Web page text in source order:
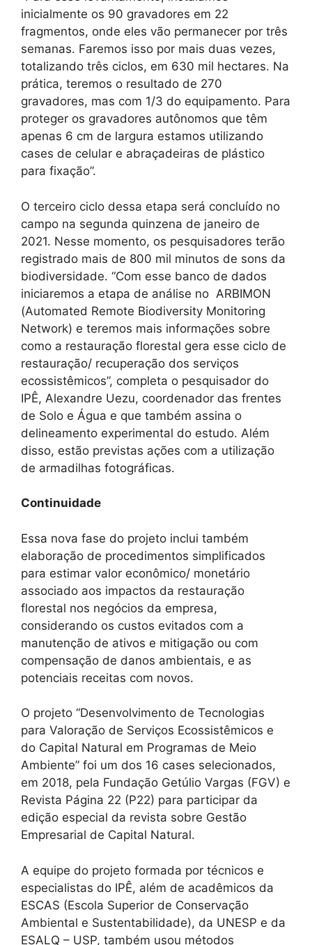
inicialmente os 90 gravadores em 22
fragmentos, onde eles vão permanecer por três
semanas. Faremos isso por mais duas vezes,
totalizando três ciclos, em 630 mil hectares. Na
prática, teremos o resultado de 270
gravadores, mas com 1/3 do equipamento. Para
proteger os gravadores autônomos que têm
apenas 6 cm de largura estamos utilizando
cases de celular e abraçadeiras de plástico
para fixação”.
O terceiro ciclo dessa etapa será concluído no
campo na segunda quinzena de janeiro de
2021. Nesse momento, os pesquisadores terão
registrado mais de 800 mil minutos de sons da
biodiversidade. “Com esse banco de dados
iniciaremos a etapa de análise no ARBIMON
(Automated Remote Biodiversity Monitoring
Network) e teremos mais informações sobre
como a restauração florestal gera esse ciclo de
restauração/ recuperação dos serviços
ecossistêmicos”, completa o pesquisador do
IPÊ, Alexandre Uezu, coordenador das frentes
de Solo e Água e que também assina o
delineamento experimental do estudo. Além
disso, estão previstas ações com a utilização
de armadilhas fotográficas.
Continuidade
Essa nova fase do projeto inclui também
elaboração de procedimentos simplificados
para estimar valor econômico/ monetário
associado aos impactos da restauração
florestal nos negócios da empresa,
considerando os custos evitados com a
manutenção de ativos e mitigação ou com
compensação de danos ambientais, e as
potenciais receitas com novos.
O projeto “Desenvolvimento de Tecnologias
para Valoração de Serviços Ecossistêmicos e
do Capital Natural em Programas de Meio
Ambiente” foi um dos 16 cases selecionados,
em 2018, pela Fundação Getúlio Vargas (FGV) e
Revista Página 22 (P22) para participar da
edição especial da revista sobre Gestão
Empresarial de Capital Natural.
A equipe do projeto formada por técnicos e
especialistas do IPÊ, além de acadêmicos da
ESCAS (Escola Superior de Conservação
Ambiental e Sustentabilidade), da UNESP e da
ESALQ – USP, também usou métodos